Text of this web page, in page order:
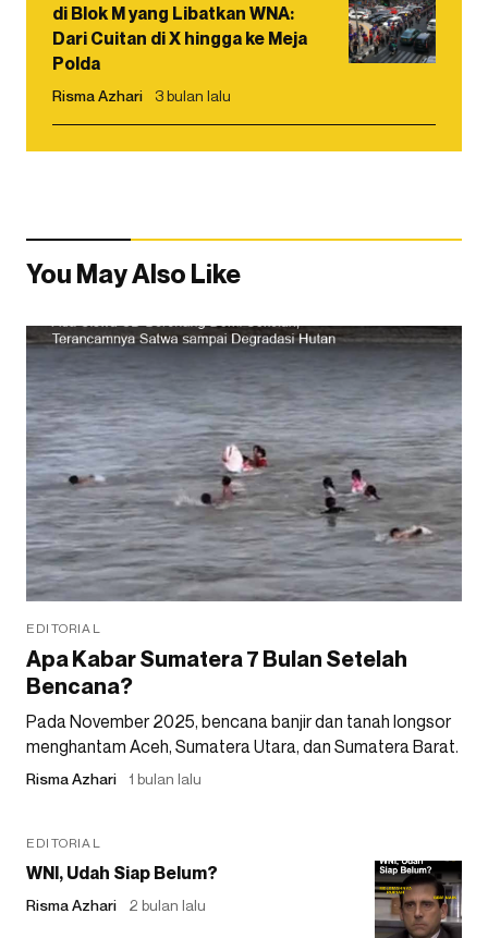
di Blok M yang Libatkan WNA:
Dari Cuitan di X hingga ke Meja
Polda
Risma Azhari 3 bulan lalu
You May Also Like
EDITORIAL
Apa Kabar Sumatera 7 Bulan Setelah
Bencana?
Pada November 2025, bencana banjir dan tanah longsor
menghantam Aceh, Sumatera Utara, dan Sumatera Barat.
Risma Azhari 1 bulan lalu
EDITORIAL
WNI, Udah Siap Belum?
Risma Azhari 2 bulan lalu